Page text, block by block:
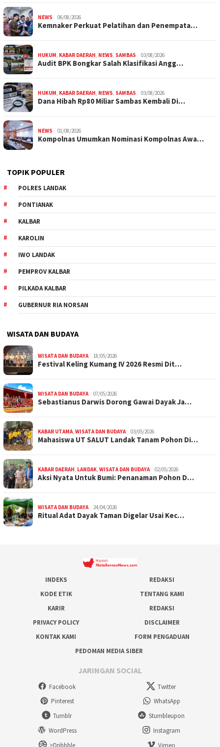
NEWS 06/08/2026
Kemnaker Perkuat Pelatihan dan Penempata…
HUKUM KABAR DAERAH NEWS SAMBAS 03/08/2026
Audit BPK Bongkar Salah Klasifikasi Angg…
HUKUM KABAR DAERAH NEWS SAMBAS 03/08/2026
Dana Hibah Rp80 Miliar Sambas Kembali Di…
NEWS 01/08/2026
Kompolnas Umumkan Nominasi Kompolnas Awa…
TOPIK POPULER
POLRES LANDAK
PONTIANAK
KALBAR
KAROLIN
IWO LANDAK
PEMPROV KALBAR
PILKADA KALBAR
GUBERNUR RIA NORSAN
WISATA DAN BUDAYA
WISATA DAN BUDAYA 18/05/2026
Festival Keling Kumang IV 2026 Resmi Dit…
WISATA DAN BUDAYA 07/05/2026
Sebastianus Darwis Dorong Gawai Dayak Ja…
KABAR UTAMA WISATA DAN BUDAYA 03/05/2026
Mahasiswa UT SALUT Landak Tanam Pohon Di…
KABAR DAERAH LANDAK WISATA DAN BUDAYA 02/05/2026
Aksi Nyata Untuk Bumi: Penanaman Pohon D…
WISATA DAN BUDAYA 24/04/2026
Ritual Adat Dayak Taman Digelar Usai Kec…
INDEKS
REDAKSI
KODE ETIK
TENTANG KAMI
KARIR
REDAKSI
PRIVACY POLICY
DISCLAIMER
KONTAK KAMI
FORM PENGADUAN
PEDOMAN MEDIA SIBER
JARINGAN SOCIAL
Facebook
Twitter
Pinterest
WhatsApp
Tumblr
Stumbleupon
WordPress
Instagram
>Dribbble
Vimeo